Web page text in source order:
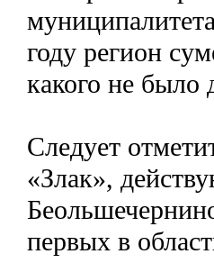
году регион
какого не было
Следует
«Злак»,
первых в